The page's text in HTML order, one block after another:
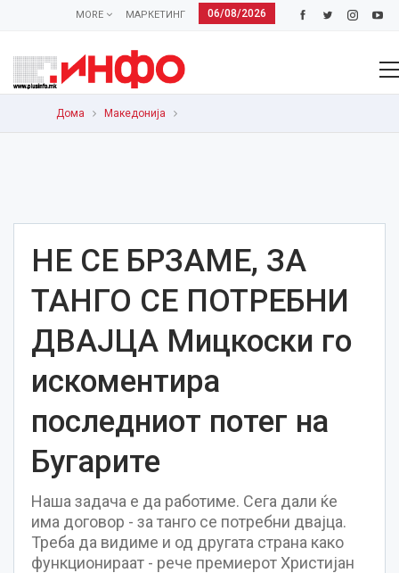
06/08/2026
МАРКЕТИНГ
MORE
Дома Македонија
НЕ СЕ БРЗАМЕ, ЗА
ТАНГО СЕ ПОТРЕБНИ
ДВАЈЦА Мицкоски го
искоментира
последниот потег на
Бугарите
Наша задача е да работиме. Сега дали ќе
има договор - за танго се потребни двајца.
Треба да видиме и од другата страна како
функционираат - рече премиерот Христијан